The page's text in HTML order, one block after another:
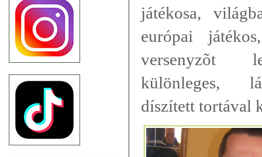
játékosa,
európai
versenyzõt
különleges,
díszített tortával